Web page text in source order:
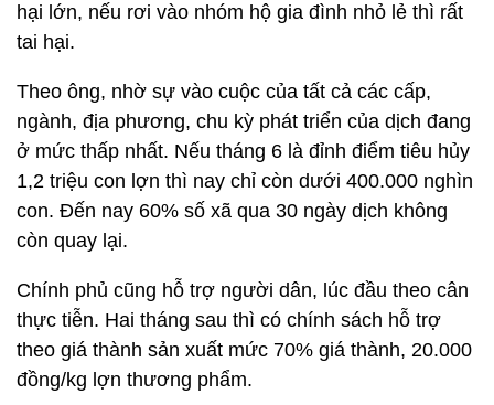
hại lớn, nếu rơi vào nhóm hộ gia đình nhỏ lẻ thì rất
tai hại.
Theo ông, nhờ sự vào cuộc của tất cả các cấp,
ngành, địa phương, chu kỳ phát triển của dịch đang
ở mức thấp nhất. Nếu tháng 6 là đỉnh điểm tiêu hủy
1,2 triệu con lợn thì nay chỉ còn dưới 400.000 nghìn
con. Đến nay 60% số xã qua 30 ngày dịch không
còn quay lại.
Chính phủ cũng hỗ trợ người dân, lúc đầu theo cân
thực tiễn. Hai tháng sau thì có chính sách hỗ trợ
theo giá thành sản xuất mức 70% giá thành, 20.000
đồng/kg lợn thương phẩm.